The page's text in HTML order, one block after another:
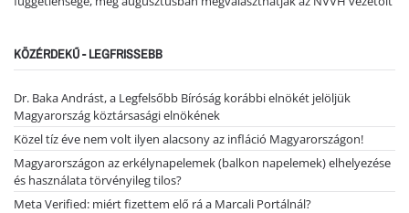
KÖZÉRDEKŰ - LEGFRISSEBB
Dr. Baka Andrást, a Legfelsőbb Bíróság korábbi elnökét jelöljük
Magyarország köztársasági elnökének
Közel tíz éve nem volt ilyen alacsony az infláció Magyarországon!
Magyarországon az erkélynapelemek (balkon napelemek) elhelyezése
és használata törvényileg tilos?
Meta Verified: miért fizettem elő rá a Marcali Portálnál?